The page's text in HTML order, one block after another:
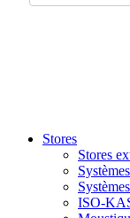
Stores
Stores
ISO-